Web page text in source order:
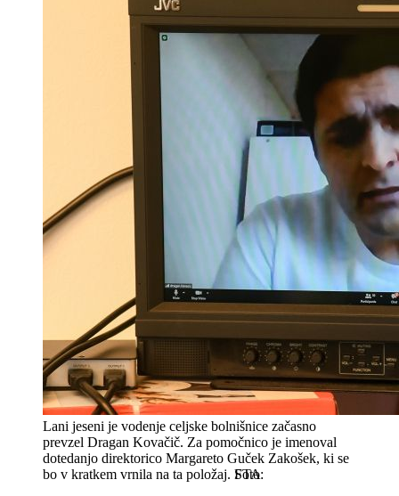
Lani jeseni je vodenje celjske bolnišnice začasno
prevzel Dragan Kovačič. Za pomočnico je imenoval
dotedanjo direktorico Margareto Guček Zakošek, ki se
bo v kratkem vrnila na ta položaj. STA